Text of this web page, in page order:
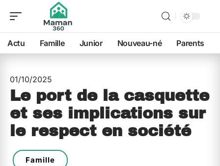
Actu Famille Junior Nouveau-né Parents
01/10/2025
Le port de la casquette
et ses implications sur
le respect en société
Famille